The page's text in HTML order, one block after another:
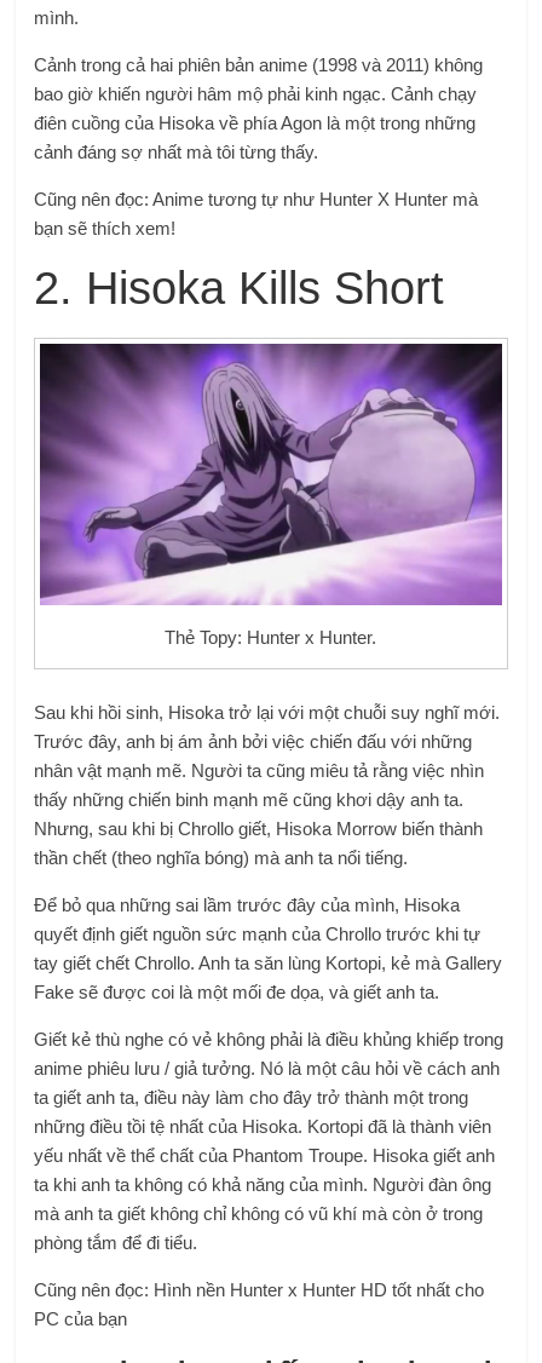
mình.
Cảnh trong cả hai phiên bản anime (1998 và 2011) không
bao giờ khiến người hâm mộ phải kinh ngạc. Cảnh chạy
điên cuồng của Hisoka về phía Agon là một trong những
cảnh đáng sợ nhất mà tôi từng thấy.
Cũng nên đọc: Anime tương tự như Hunter X Hunter mà
bạn sẽ thích xem!
2. Hisoka Kills Short
Thẻ Topy: Hunter x Hunter.
Sau khi hồi sinh, Hisoka trở lại với một chuỗi suy nghĩ mới.
Trước đây, anh bị ám ảnh bởi việc chiến đấu với những
nhân vật mạnh mẽ. Người ta cũng miêu tả rằng việc nhìn
thấy những chiến binh mạnh mẽ cũng khơi dậy anh ta.
Nhưng, sau khi bị Chrollo giết, Hisoka Morrow biến thành
thần chết (theo nghĩa bóng) mà anh ta nổi tiếng.
Để bỏ qua những sai lầm trước đây của mình, Hisoka
quyết định giết nguồn sức mạnh của Chrollo trước khi tự
tay giết chết Chrollo. Anh ta săn lùng Kortopi, kẻ mà Gallery
Fake sẽ được coi là một mối đe dọa, và giết anh ta.
Giết kẻ thù nghe có vẻ không phải là điều khủng khiếp trong
anime phiêu lưu / giả tưởng. Nó là một câu hỏi về cách anh
ta giết anh ta, điều này làm cho đây trở thành một trong
những điều tồi tệ nhất của Hisoka. Kortopi đã là thành viên
yếu nhất về thể chất của Phantom Troupe. Hisoka giết anh
ta khi anh ta không có khả năng của mình. Người đàn ông
mà anh ta giết không chỉ không có vũ khí mà còn ở trong
phòng tắm để đi tiểu.
Cũng nên đọc: Hình nền Hunter x Hunter HD tốt nhất cho
PC của bạn